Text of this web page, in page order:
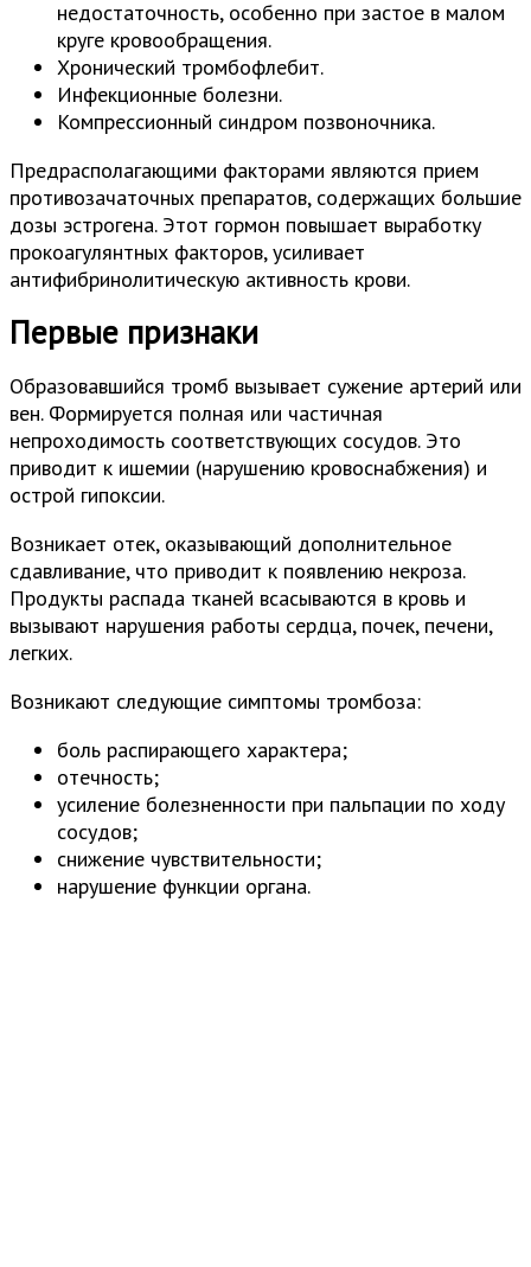
недостаточность, особенно при застое в малом
круге кровообращения.
Хронический тромбофлебит.
Инфекционные болезни.
Компрессионный синдром позвоночника.
Предрасполагающими факторами являются прием
противозачаточных препаратов, содержащих большие
дозы эстрогена. Этот гормон повышает выработку
прокоагулянтных факторов, усиливает
антифибринолитическую активность крови.
Первые признаки
Образовавшийся тромб вызывает сужение артерий или
вен. Формируется полная или частичная
непроходимость соответствующих сосудов. Это
приводит к ишемии (нарушению кровоснабжения) и
острой гипоксии.
Возникает отек, оказывающий дополнительное
сдавливание, что приводит к появлению некроза.
Продукты распада тканей всасываются в кровь и
вызывают нарушения работы сердца, почек, печени,
легких.
Возникают следующие симптомы тромбоза:
боль распирающего характера;
отечность;
усиление болезненности при пальпации по ходу
сосудов;
снижение чувствительности;
нарушение функции органа.